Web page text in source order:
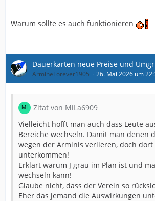
Warum sollte es auch funktionieren
Dauerkarten neue Preise und
ArmineForever1905 26. Mai 2026 um
Zitat von MiLa6909
Vielleicht hofft man auch dass Leute
Bereiche wechseln. Damit man denen
wegen der Arminis verlieren, doch
unterkommen!
Erklärt warum J grau im Plan ist und
wechseln kann!
Glaube nicht, dass der Verein so
Eher das jemand die Auswirkungen